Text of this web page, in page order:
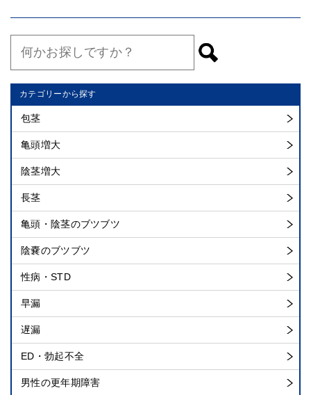
カテゴリーから探す
包茎
亀頭増大
陰茎増大
長茎
亀頭・陰茎のブツブツ
陰嚢のブツブツ
性病・STD
早漏
遅漏
ED・勃起不全
男性の更年期障害